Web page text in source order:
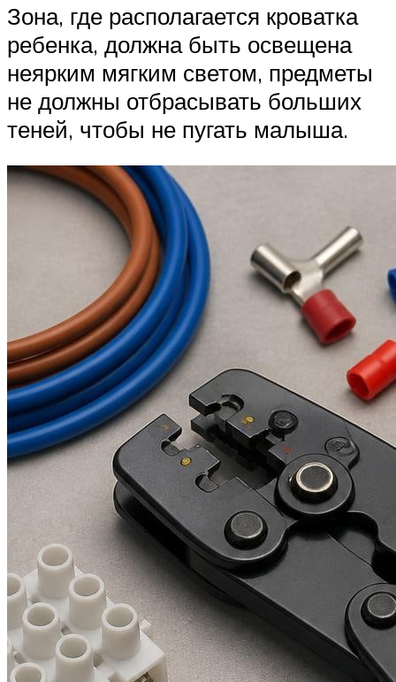
Зона, где располагается кроватка
ребенка, должна быть освещена
неярким мягким светом, предметы
не должны отбрасывать больших
теней, чтобы не пугать малыша.